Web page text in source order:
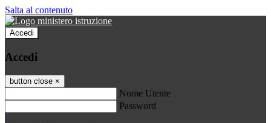
Salta al contenuto
Accedi
Accedi
button close ×
Nome Utente
Password